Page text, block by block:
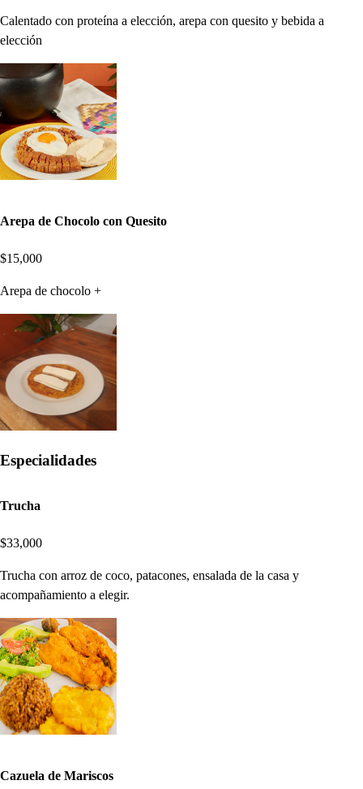
Calentado con proteína a elección, arepa con quesito y bebida a
elección
Arepa de Chocolo con Quesito
$15,000
Arepa de chocolo +
Especialidades
Trucha
$33,000
Trucha con arroz de coco, patacones, ensalada de la casa y
acompañamiento a elegir.
Cazuela de Mariscos